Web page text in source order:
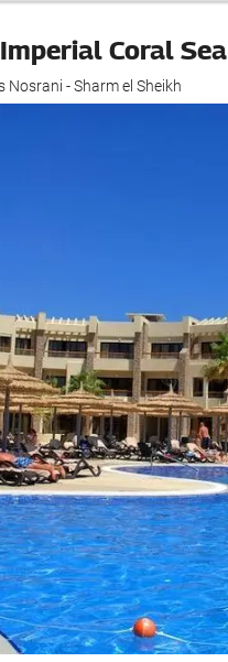
Coral
Nosrani - Sharm el Sheikh